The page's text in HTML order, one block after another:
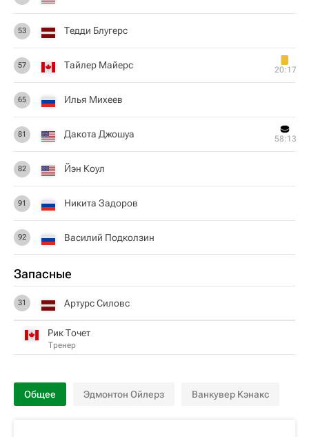
53 Тедди Блугерс
57 Тайлер Майерс 20:17
65 Илья Михеев
81 Дакота Джошуа 58:13
82 Йэн Коул
91 Никита Задоров
92 Василий Подколзин
Запасные
31 Артурс Силовс
Рик Точет
Тренер
Общее Эдмонтон Ойлерз Ванкувер Кэнакс